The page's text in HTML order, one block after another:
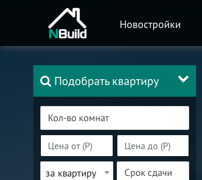
Новостройки
Подобрать квартиру
за квартиру